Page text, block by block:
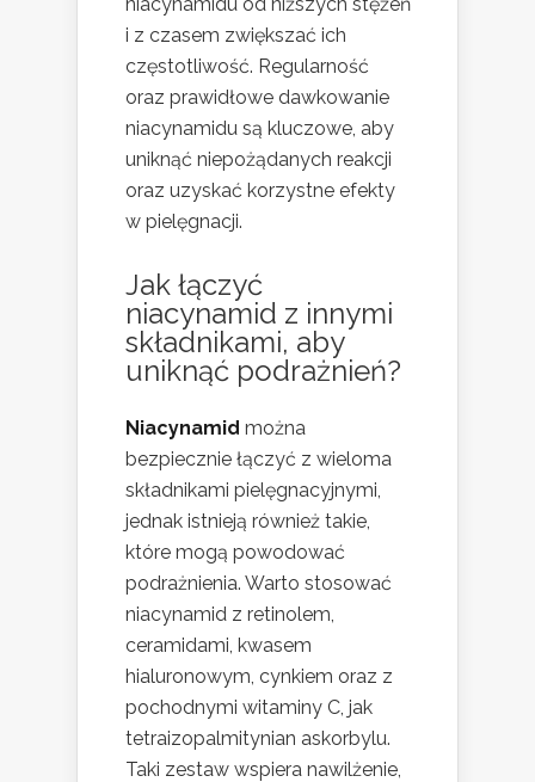
i z czasem zwiększać ich
częstotliwość. Regularność
oraz prawidłowe dawkowanie
niacynamidu są kluczowe, aby
uniknąć niepożądanych reakcji
oraz uzyskać korzystne efekty
w pielęgnacji.
Jak łączyć
niacynamid z innymi
składnikami, aby
uniknąć podrażnień?
Niacynamid można
bezpiecznie łączyć z wieloma
składnikami pielęgnacyjnymi,
jednak istnieją również takie,
które mogą powodować
podrażnienia. Warto stosować
niacynamid z retinolem,
ceramidami, kwasem
hialuronowym, cynkiem oraz z
pochodnymi witaminy C, jak
tetraizopalmitynian askorbylu.
Taki zestaw wspiera nawilżenie,